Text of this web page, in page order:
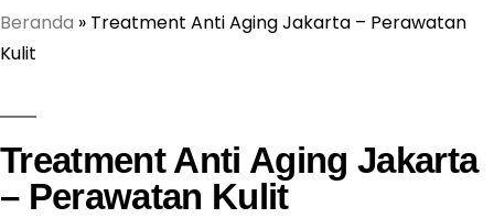
Beranda » Treatment Anti Aging Jakarta – Perawatan
Kulit
Treatment Anti Aging Jakarta
– Perawatan Kulit